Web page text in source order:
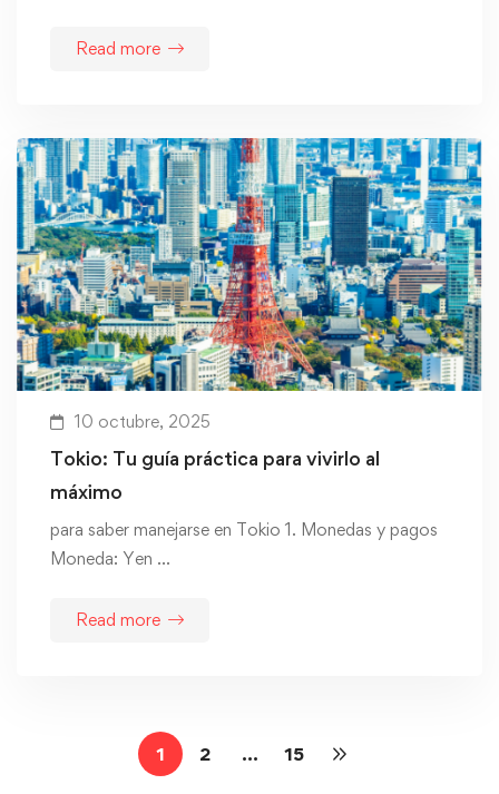
Read more
10 octubre, 2025
Tokio: Tu guía práctica para vivirlo al
máximo
para saber manejarse en Tokio 1. Monedas y pagos
Moneda: Yen …
Read more
1 2 … 15